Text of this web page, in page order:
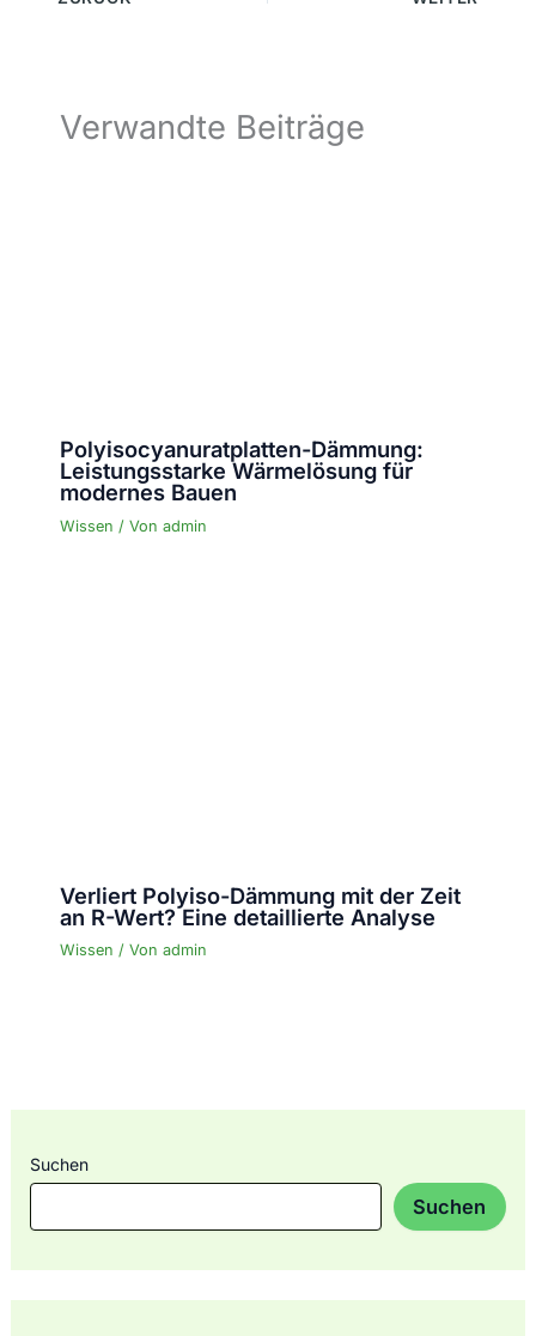
Verwandte Beiträge
Polyisocyanuratplatten-Dämmung:
Leistungsstarke Wärmelösung für
modernes Bauen
Wissen / Von admin
Verliert Polyiso-Dämmung mit der Zeit
an R-Wert? Eine detaillierte Analyse
Wissen / Von admin
Suchen
Suchen